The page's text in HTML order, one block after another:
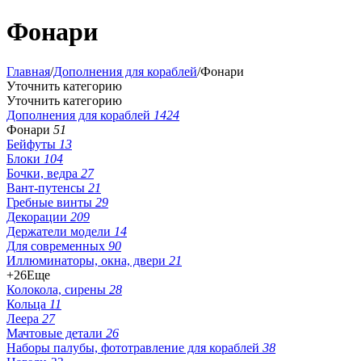
Фонари
Главная/Дополнения для кораблей/Фонари
Уточнить категорию
Уточнить категорию
Дополнения для кораблей 1424
Фонари 51
Бейфуты 13
Блоки 104
Бочки, ведра 27
Вант-путенсы 21
Гребные винты 29
Декорации 209
Держатели модели 14
Для современных 90
Иллюминаторы, окна, двери 21
+26Еще
Колокола, сирены 28
Кольца 11
Леера 27
Мачтовые детали 26
Наборы палубы, фототравление для кораблей 38